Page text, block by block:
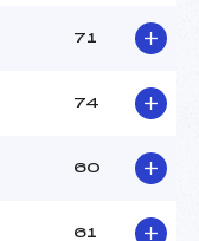
71
74
60
61